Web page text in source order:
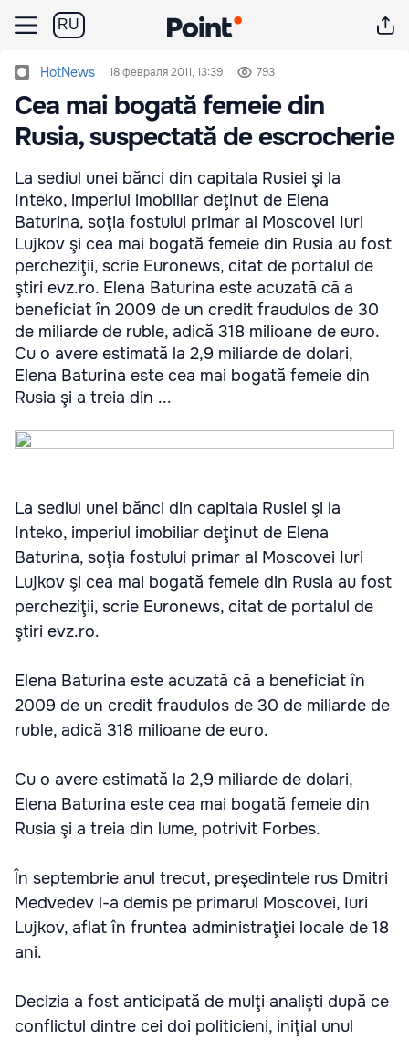
RU
HotNews 18 февраля 2011, 13:39 793
Cea mai bogată femeie din
Rusia, suspectată de escrocherie
La sediul unei bănci din capitala Rusiei şi la
Inteko, imperiul imobiliar deţinut de Elena
Baturina, soţia fostului primar al Moscovei Iuri
Lujkov şi cea mai bogată femeie din Rusia au fost
percheziţii, scrie Euronews, citat de portalul de
ştiri evz.ro. Elena Baturina este acuzată că a
beneficiat în 2009 de un credit fraudulos de 30
de miliarde de ruble, adică 318 milioane de euro.
Cu o avere estimată la 2,9 miliarde de dolari,
Elena Baturina este cea mai bogată femeie din
Rusia şi a treia din ...
La sediul unei bănci din capitala Rusiei şi la
Inteko, imperiul imobiliar deţinut de Elena
Baturina, soţia fostului primar al Moscovei Iuri
Lujkov şi cea mai bogată femeie din Rusia au fost
percheziţii, scrie Euronews, citat de portalul de
ştiri evz.ro.
Elena Baturina este acuzată că a beneficiat în
2009 de un credit fraudulos de 30 de miliarde de
ruble, adică 318 milioane de euro.
Cu o avere estimată la 2,9 miliarde de dolari,
Elena Baturina este cea mai bogată femeie din
Rusia şi a treia din lume, potrivit Forbes.
În septembrie anul trecut, preşedintele rus Dmitri
Medvedev l-a demis pe primarul Moscovei, Iuri
Lujkov, aflat în fruntea administraţiei locale de 18
ani.
Decizia a fost anticipată de mulţi analişti după ce
conflictul dintre cei doi politicieni, iniţial unul